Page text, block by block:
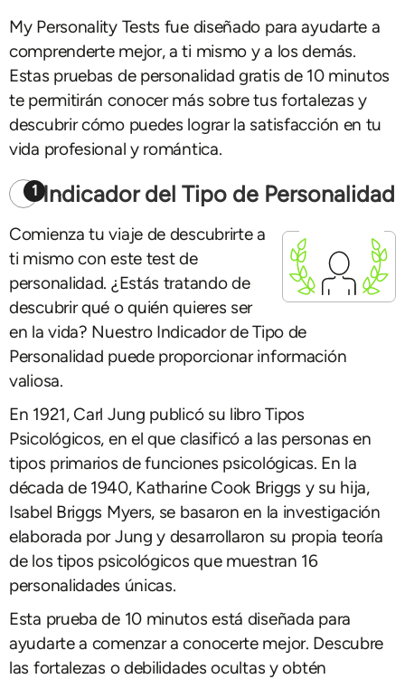
My Personality Tests fue diseñado para ayudarte a
comprenderte mejor, a ti mismo y a los demás.
Estas pruebas de personalidad gratis de 10 minutos
te permitirán conocer más sobre tus fortalezas y
descubrir cómo puedes lograr la satisfacción en tu
vida profesional y romántica.
1 Indicador del Tipo de Personalidad
Comienza tu viaje de descubrirte a
ti mismo con este test de
personalidad. ¿Estás tratando de
descubrir qué o quién quieres ser
en la vida? Nuestro Indicador de Tipo de
Personalidad puede proporcionar información
valiosa.
En 1921, Carl Jung publicó su libro Tipos
Psicológicos, en el que clasificó a las personas en
tipos primarios de funciones psicológicas. En la
década de 1940, Katharine Cook Briggs y su hija,
Isabel Briggs Myers, se basaron en la investigación
elaborada por Jung y desarrollaron su propia teoría
de los tipos psicológicos que muestran 16
personalidades únicas.
Esta prueba de 10 minutos está diseñada para
ayudarte a comenzar a conocerte mejor. Descubre
las fortalezas o debilidades ocultas y obtén